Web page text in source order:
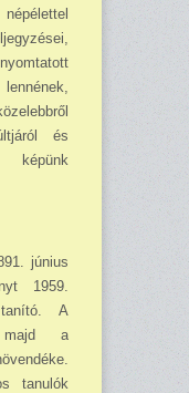
és
június
1959.
A
majd a
tanulók